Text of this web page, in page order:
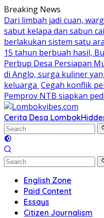
Skip
to
content
Breaking News
Dari limbah jadi cuan,
sabut kelapa dan sabun
berlakukan sistem satu
15 tahun berbuah hasil,
Perbup Desa Persiapan
di Anglo, surga kuliner
keluarga Cegah konflik
Pemprov NTB siapkan
Cerita Desa Lombok
English Zone
Paid Content
Essays
Citizen Journalism